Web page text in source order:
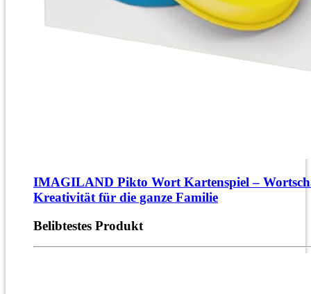
IMAGILAND Pikto Wort Kartenspiel –
Kreativität für die ganze Familie
Belibtestes Produkt